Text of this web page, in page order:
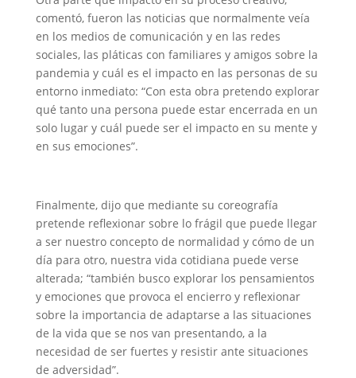
comentó, fueron las noticias que normalmente veía
en los medios de comunicación y en las redes
sociales, las pláticas con familiares y amigos sobre la
pandemia y cuál es el impacto en las personas de su
entorno inmediato: “Con esta obra pretendo explorar
qué tanto una persona puede estar encerrada en un
solo lugar y cuál puede ser el impacto en su mente y
en sus emociones”.
Finalmente, dijo que mediante su coreografía
pretende reflexionar sobre lo frágil que puede llegar
a ser nuestro concepto de normalidad y cómo de un
día para otro, nuestra vida cotidiana puede verse
alterada; “también busco explorar los pensamientos
y emociones que provoca el encierro y reflexionar
sobre la importancia de adaptarse a las situaciones
de la vida que se nos van presentando, a la
necesidad de ser fuertes y resistir ante situaciones
de adversidad”.